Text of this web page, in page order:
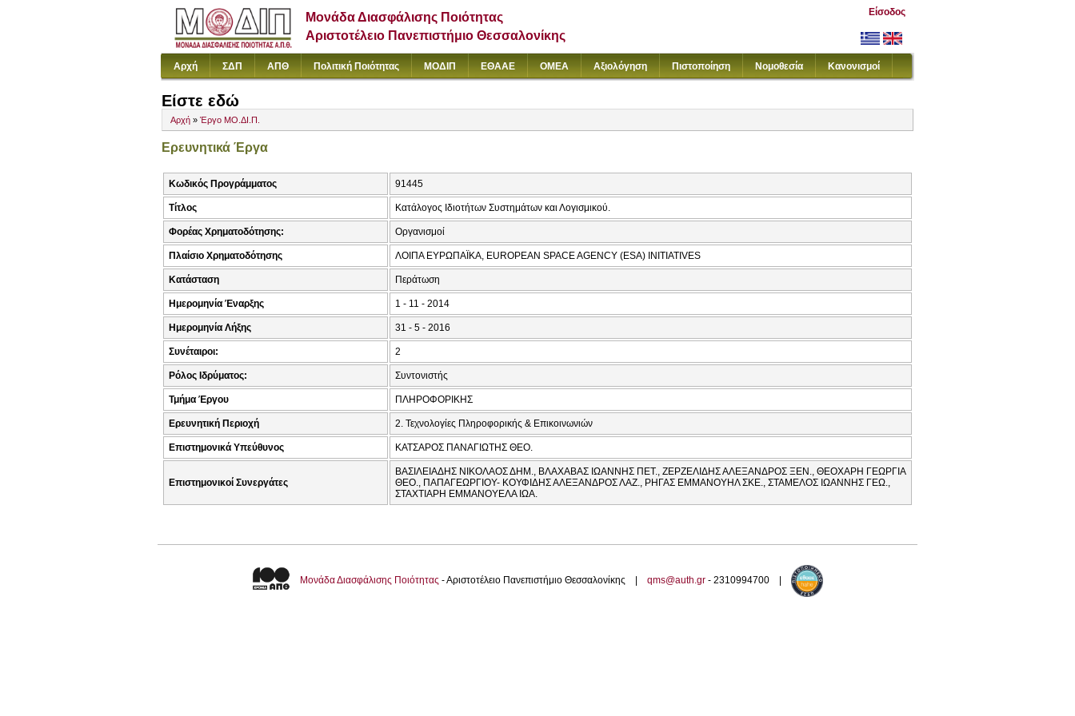
Μονάδα Διασφάλισης Ποιότητας
Αριστοτέλειο Πανεπιστήμιο Θεσσαλονίκης
Είσοδος
Αρχή ΣΔΠ ΑΠΘ Πολιτική Ποιότητας ΜΟΔΙΠ ΕΘΑΑΕ ΟΜΕΑ Αξιολόγηση Πιστοποίηση Νομοθεσία Κανονισμοί
Είστε εδώ
Αρχή » Έργο ΜΟ.ΔΙ.Π.
Ερευνητικά Έργα
Κωδικός Προγράμματος 91445
Τίτλος Κατάλογος Ιδιοτήτων Συστημάτων και Λογισμικού.
Φορέας Χρηματοδότησης: Οργανισμοί
Πλαίσιο Χρηματοδότησης ΛΟΙΠΑ ΕΥΡΩΠΑΪΚΑ, EUROPEAN SPACE AGENCY (ESA) INITIATIVES
Κατάσταση Περάτωση
Ημερομηνία Έναρξης 1 - 11 - 2014
Ημερομηνία Λήξης 31 - 5 - 2016
Συνέταιροι: 2
Ρόλος Ιδρύματος: Συντονιστής
Τμήμα Έργου ΠΛΗΡΟΦΟΡΙΚΗΣ
Ερευνητική Περιοχή 2. Τεχνολογίες Πληροφορικής & Επικοινωνιών
Επιστημονικά Υπεύθυνος ΚΑΤΣΑΡΟΣ ΠΑΝΑΓΙΩΤΗΣ ΘΕΟ.
Επιστημονικοί Συνεργάτες
ΒΑΣΙΛΕΙΑΔΗΣ ΝΙΚΟΛΑΟΣ ΔΗΜ., ΒΛΑΧΑΒΑΣ ΙΩΑΝΝΗΣ ΠΕΤ., ΖΕΡΖΕΛΙΔΗΣ ΑΛΕΞΑΝΔΡΟΣ ΞΕΝ., ΘΕΟΧΑΡΗ ΓΕΩΡΓΙΑ
ΘΕΟ., ΠΑΠΑΓΕΩΡΓΙΟΥ- ΚΟΥΦΙΔΗΣ ΑΛΕΞΑΝΔΡΟΣ ΛΑΖ., ΡΗΓΑΣ ΕΜΜΑΝΟΥΗΛ ΣΚΕ., ΣΤΑΜΕΛΟΣ ΙΩΑΝΝΗΣ ΓΕΩ.,
ΣΤΑΧΤΙΑΡΗ ΕΜΜΑΝΟΥΕΛΑ ΙΩΑ.
Μονάδα Διασφάλισης Ποιότητας - Αριστοτέλειο Πανεπιστήμιο Θεσσαλονίκης | qms@auth.gr - 2310994700 |